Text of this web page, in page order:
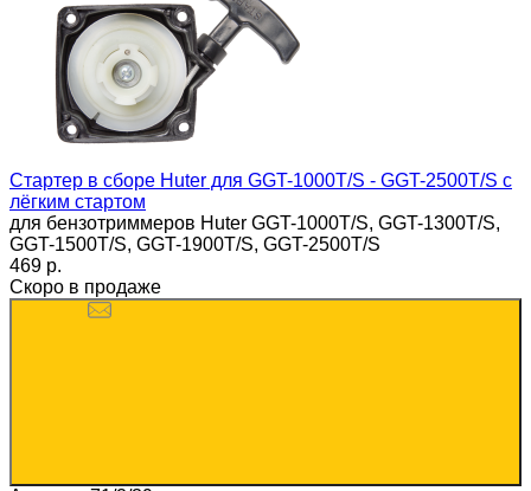
Стартер в сборе Huter для GGT-1000T/S - GGT-2500T/S с
лёгким стартом
для бензотриммеров Huter GGT-1000T/S, GGT-1300T/S,
GGT-1500T/S, GGT-1900T/S, GGT-2500T/S
469 p.
Скоро в продаже